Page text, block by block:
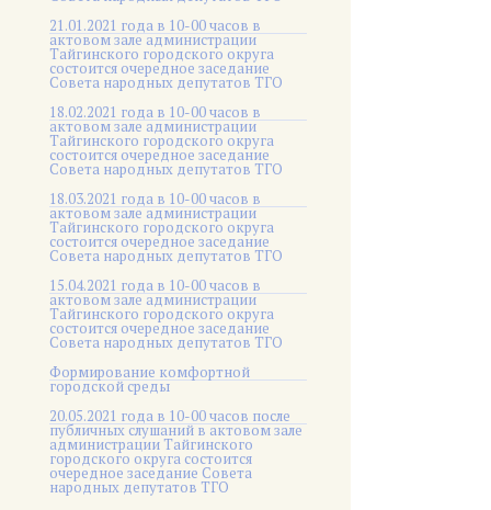
21.01.2021 года в 10-00 часов в
актовом зале администрации
Тайгинского городского округа
состоится очередное заседание
Совета народных депутатов ТГО
18.02.2021 года в 10-00 часов в
актовом зале администрации
Тайгинского городского округа
состоится очередное заседание
Совета народных депутатов ТГО
18.03.2021 года в 10-00 часов в
актовом зале администрации
Тайгинского городского округа
состоится очередное заседание
Совета народных депутатов ТГО
15.04.2021 года в 10-00 часов в
актовом зале администрации
Тайгинского городского округа
состоится очередное заседание
Совета народных депутатов ТГО
Формирование комфортной
городской среды
20.05.2021 года в 10-00 часов после
публичных слушаний в актовом зале
администрации Тайгинского
городского округа состоится
очередное заседание Совета
народных депутатов ТГО